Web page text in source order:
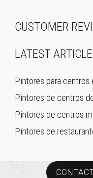
CUSTOMER
LATEST
Pintores para centros
Pintores de centros
Pintores de centros
Pintores de